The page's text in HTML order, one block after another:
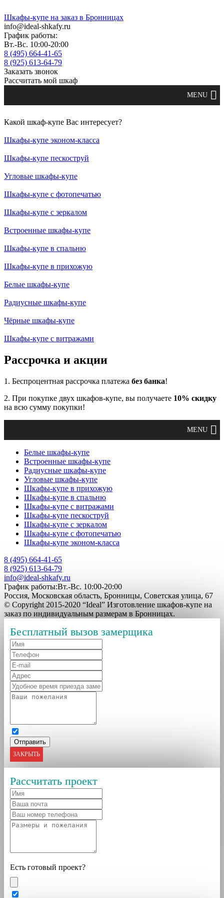
Шкафы-купе на заказ в Бронницах
info@ideal-shkafy.ru
График работы:
Вт.-Вс. 10:00-20:00
8 (495) 664-41-65
8 (925) 613-64-79
Заказать звонок
Рассчитать мой шкаф
Какой шкаф-купе Вас интересует?
Шкафы-купе эконом-класса
Шкафы-купе пескоструй
Угловые шкафы-купе
Шкафы-купе с фотопечатью
Шкафы-купе с зеркалом
Встроенные шкафы-купе
Шкафы-купе в спальню
Шкафы-купе в прихожую
Белые шкафы-купе
Радиусные шкафы-купе
Чёрные шкафы-купе
Шкафы-купе с витражами
Рассрочка и акции
1. Беспроцентная рассрочка платежа без банка!
2. При покупке двух шкафов-купе, вы получаете 10% скидку
на всю сумму покупки!
Белые шкафы-купе
Встроенные шкафы-купе
Радиусные шкафы-купе
Угловые шкафы-купе
Шкафы-купе в прихожую
Шкафы-купе в спальню
Шкафы-купе с витражами
Шкафы-купе пескоструй
Шкафы-купе с зеркалом
Шкафы-купе с фотопечатью
Шкафы-купе эконом-класса
8 (495) 664-41-65
8 (925) 613-64-79
info@ideal-shkafy.ru
График работы:Вт.-Вс. 10:00-20:00
Россия, Московская область, Бронницы, Советская улица, 67
© Copyright 2015-2020 “Ideal” Изготовление шкафов-купе на
заказ по индивидуальным размерам в Бронницах.
Бесплатный вызов замерщика
ЗАКРЫТЬ
Рассчитать проект
Есть готовый проект?